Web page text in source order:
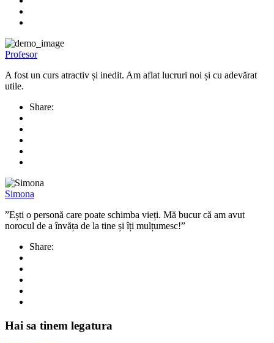
Profesor
A fost un curs atractiv și inedit. Am aflat lucruri noi și cu adevărat
utile.
Share:
Simona
”Ești o personă care poate schimba vieți. Mă bucur că am avut
norocul de a învăța de la tine și îți mulțumesc!”
Share:
Hai sa tinem legatura